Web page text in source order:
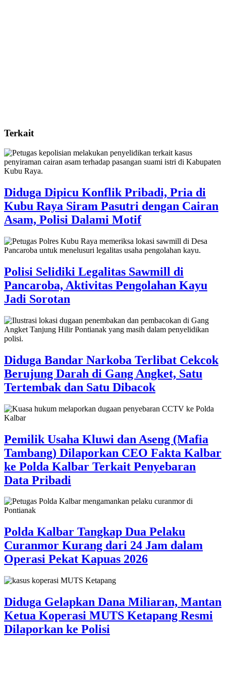
Terkait
Diduga Dipicu Konflik Pribadi, Pria di
Kubu Raya Siram Pasutri dengan Cairan
Asam, Polisi Dalami Motif
Polisi Selidiki Legalitas Sawmill di
Pancaroba, Aktivitas Pengolahan Kayu
Jadi Sorotan
Diduga Bandar Narkoba Terlibat Cekcok
Berujung Darah di Gang Angket, Satu
Tertembak dan Satu Dibacok
Pemilik Usaha Kluwi dan Aseng (Mafia
Tambang) Dilaporkan CEO Fakta Kalbar
ke Polda Kalbar Terkait Penyebaran
Data Pribadi
Polda Kalbar Tangkap Dua Pelaku
Curanmor Kurang dari 24 Jam dalam
Operasi Pekat Kapuas 2026
Diduga Gelapkan Dana Miliaran, Mantan
Ketua Koperasi MUTS Ketapang Resmi
Dilaporkan ke Polisi